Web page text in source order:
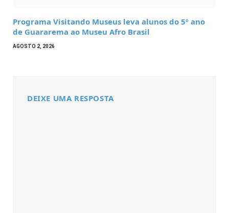
Programa Visitando Museus leva alunos do 5º ano
de Guararema ao Museu Afro Brasil
AGOSTO 2, 2026
DEIXE UMA RESPOSTA